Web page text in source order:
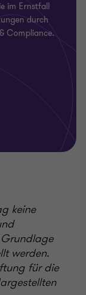
im Ernstfall
durch
Compliance.
keine
werden.
für die